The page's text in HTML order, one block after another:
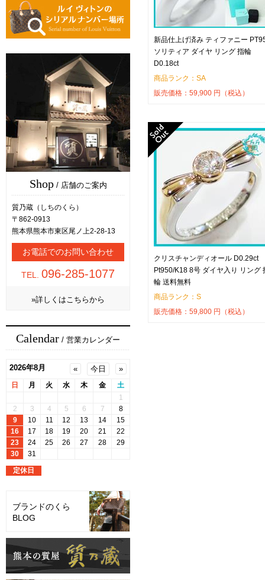
Shop/ 店舗のご案内
質乃蔵（しちのくら）
〒862-0913
熊本県熊本市東区尾ノ上2-28-13
お電話でのお問い合わせ
TEL. 096-285-1077
»詳しくはこちらから
Calendar / 営業カレンダー
ブランドのくら
BLOG
新品仕上げ済み ティファニー
ソリティア ダイヤ リング 指輪
D0.18ct
商品ランク：SA
販売価格： 59,900 円（税込）
クリスチャンディオール D0.29ct
Pt950/K18 8号 ダイヤ入り リング
輪 送料無料
商品ランク：S
販売価格： 59,800 円（税込）